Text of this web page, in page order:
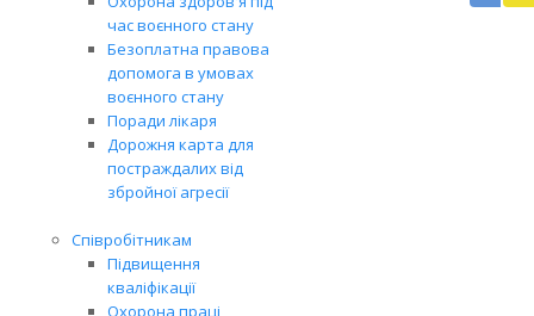
час воєнного стану
Безоплатна правова
допомога в умовах
воєнного стану
Поради лікаря
Дорожня карта для
постраждалих від
збройної агресії
Співробітникам
Підвищення
кваліфікації
Охорона праці